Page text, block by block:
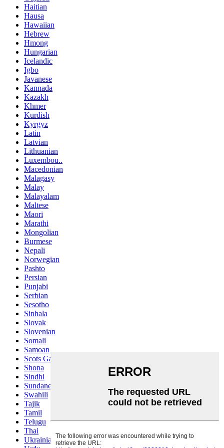
Haitian
Hausa
Hawaiian
Hebrew
Hmong
Hungarian
Icelandic
Igbo
Javanese
Kannada
Kazakh
Khmer
Kurdish
Kyrgyz
Latin
Latvian
Lithuanian
Luxembou..
Macedonian
Malagasy
Malay
Malayalam
Maltese
Maori
Marathi
Mongolian
Burmese
Nepali
Norwegian
Pashto
Persian
Punjabi
Serbian
Sesotho
Sinhala
Slovak
Slovenian
Somali
Samoan
Scots Gaelic
Shona
Sindhi
Sundanese
Swahili
Tajik
Tamil
Telugu
Thai
Ukrainian